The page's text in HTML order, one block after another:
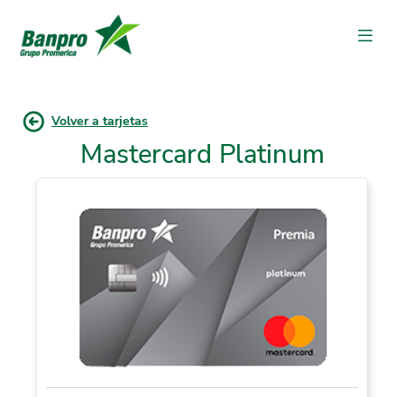
Volver a tarjetas
Mastercard Platinum